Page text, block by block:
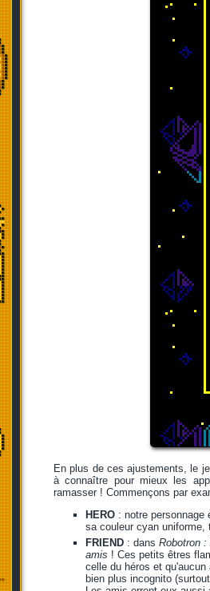
En plus de ces ajustements, le
à connaître pour mieux les
ramasser ! Commençons par
HERO : notre
sa couleur cyan uniforme,
FRIEND : dans Robotron :
amis ! Ces petits êtres
celle du héros et
bien plus incognito